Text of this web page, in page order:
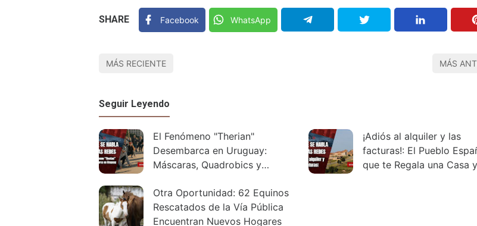
SHARE Facebook WhatsApp
MÁS RECIENTE MÁS
Seguir Leyendo
El Fenómeno "Therian"
Desembarca en Uruguay:
Máscaras, Quadrobics y
¡Adiós al alquiler y las
facturas!: El Pueblo
que te Regala una Casa
Otra Oportunidad: 62 Equinos
Rescatados de la Vía Pública
Encuentran Nuevos Hogares